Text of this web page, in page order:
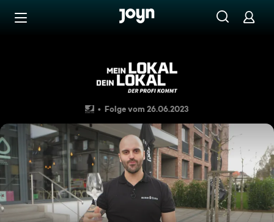
Zum Inhalt springen
Pizza Neapolitan im "Nine 0
Folge vom 26.06.2023